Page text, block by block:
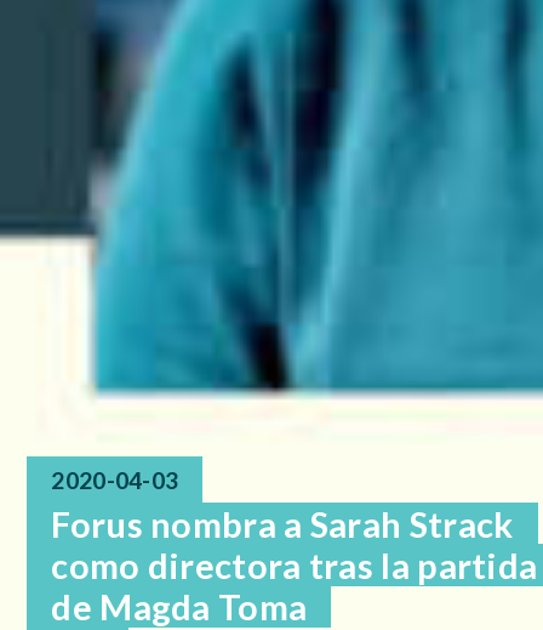
2020-04-03
Forus nombra a Sarah Strack
como directora tras la partida
de Magda Toma